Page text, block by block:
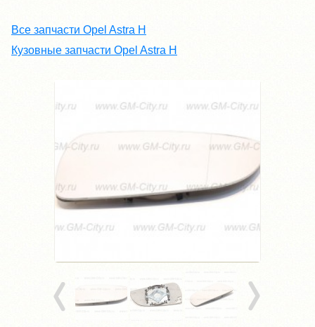
Все запчасти Opel Astra H
Кузовные запчасти Opel Astra H